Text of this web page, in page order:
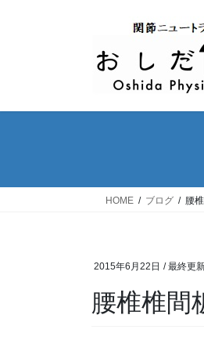
HOME ブログ 腰
2015年6月22日 / 最終更
腰椎椎間